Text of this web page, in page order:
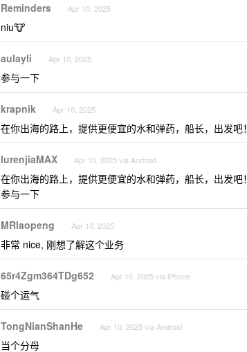
Reminders Apr 10, 2025
niu🐮
aulayli Apr 10, 2025
参与一下
krapnik Apr 10, 2025
在你出海的路上，提供更便宜的水和弹药，船长，出发吧！
lurenjiaMAX Apr 10, 2025 via Android
在你出海的路上，提供更便宜的水和弹药，船长，出发吧！
参与一下
MRlaopeng Apr 10, 2025
非常 nice, 刚想了解这个业务
65r4Zgm364TDg652 Apr 10, 2025 via iPhone
碰个运气
TongNianShanHe Apr 10, 2025 via Android
当个分母